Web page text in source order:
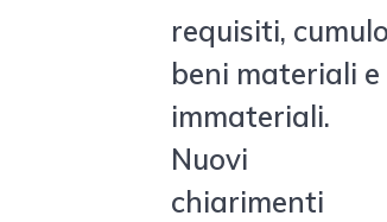
requisiti,
beni materiali e
immateriali.
Nuovi
chiarimenti